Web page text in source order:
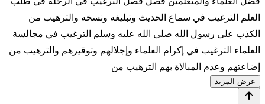
العلم الترغيب في سماع الحديث وتبليغه ونسخه والترهيب من
الكذب على رسول الله صلى الله عليه وسلم الترغيب في مجالسة
العلماء الترغيب في إكرام العلماء وإجلالهم وتوقيرهم والترهيب من
إضاعتهم وعدم المبالاة بهم الترهيب من
عرض المزيد